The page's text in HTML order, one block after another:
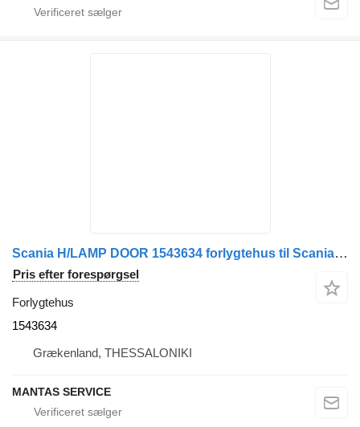
Scania H/LAMP DOOR 1543634 forlygtehus til Scania lastbil
Pris efter forespørgsel
Forlygtehus
1543634
Grækenland, THESSALONIKI
MANTAS SERVICE